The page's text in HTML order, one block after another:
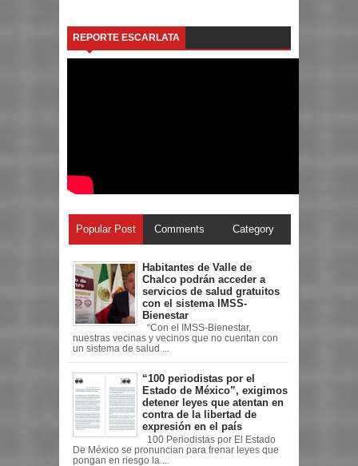
REPORTE ESCARLATA
Popular Post Comments Category
Habitantes de Valle de
Chalco podrán acceder a
servicios de salud gratuitos
con el sistema IMSS-
Bienestar
“Con el IMSS-Bienestar,
nuestras vecinas y vecinos que no cuentan con
un sistema de salud ...
“100 periodistas por el
Estado de México”, exigimos
detener leyes que atentan en
contra de la libertad de
expresión en el país
100 Periodistas por El Estado
De México se pronuncian para frenar leyes que
pongan en riesgo la ...